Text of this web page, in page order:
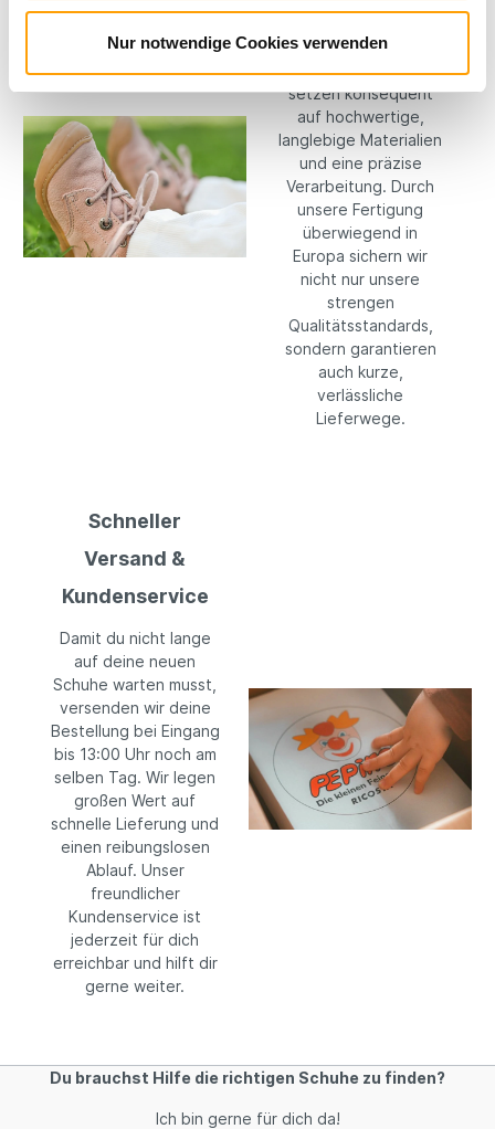
Nur notwendige Cookies verwenden
wir keine
Kompromisse: Wir
setzen konsequent
auf hochwertige,
langlebige Materialien
und eine präzise
Verarbeitung. Durch
unsere Fertigung
überwiegend in
Europa sichern wir
nicht nur unsere
strengen
Qualitätsstandards,
sondern garantieren
auch kurze,
verlässliche
Lieferwege.
Schneller
Versand &
Kundenservice
Damit du nicht lange
auf deine neuen
Schuhe warten musst,
versenden wir deine
Bestellung bei Eingang
bis 13:00 Uhr noch am
selben Tag. Wir legen
großen Wert auf
schnelle Lieferung und
einen reibungslosen
Ablauf. Unser
freundlicher
Kundenservice ist
jederzeit für dich
erreichbar und hilft dir
gerne weiter.
Du brauchst Hilfe die richtigen Schuhe zu finden?
Ich bin gerne für dich da!